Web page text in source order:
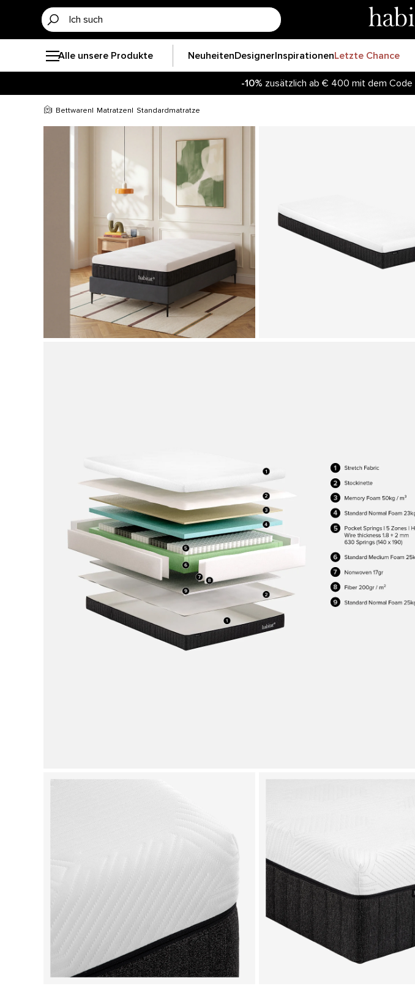
Alle unsere Produkte NeuheitenDesignerInspirationenLetzte Chance
-10% zusätzlich ab € 400 mit dem Code
Bettwaren Matratzen Standardmatratze